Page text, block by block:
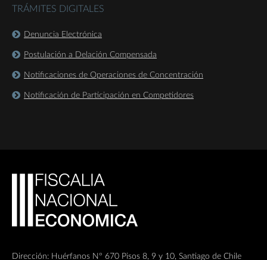
TRÁMITES DIGITALES
Denuncia Electrónica
Postulación a Delación Compensada
Notificaciones de Operaciones de Concentración
Notificación de Participación en Competidores
Dirección: Huérfanos Nº 670 Pisos 8, 9 y 10, Santiago de Chile